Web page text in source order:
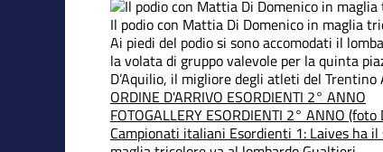
Il podio con Mattia Di Domenico in maglia
Ai piedi del podio si sono accomodati il
la volata di gruppo valevole per la quinta
D’Aquilio, il migliore degli atleti del Trentino
ORDINE D'ARRIVO ESORDIENTI 2° ANNO
FOTOGALLERY ESORDIENTI 2° ANNO
Campionati italiani Esordienti 1: Laives ha